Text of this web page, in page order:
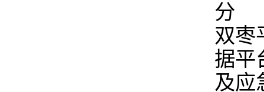
分
双枣
据平
及应